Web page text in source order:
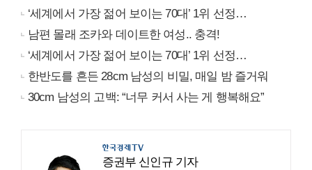
‘세계에서 가장 젊어 보이는 70대’ 1위 선정…
남편 몰래 조카와 데이트한 여성.. 충격!
‘세계에서 가장 젊어 보이는 70대’ 1위 선정…
한반도를 흔든 28cm 남성의 비밀, 매일 밤 즐거워
30cm 남성의 고백: “너무 커서 사는 게 행복해요”
증권부 신인규 기자